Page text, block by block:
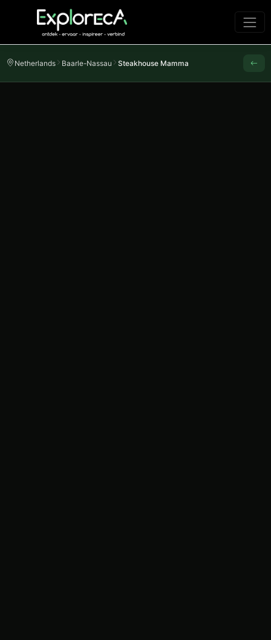
Netherlands Baarle-Nassau Steakhouse Mamma